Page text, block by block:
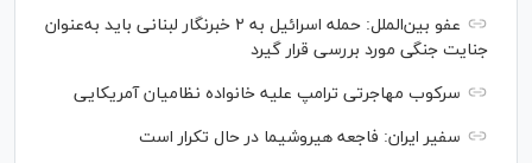
عفو بین‌الملل: حمله اسرائیل به ۲ خبرنگار لبنانی باید به‌عنوان
جنایت جنگی مورد بررسی قرار گیرد
سرکوب مهاجرتی ترامپ علیه خانواده نظامیان آمریکایی
سفیر ایران: فاجعه هیروشیما در حال تکرار است